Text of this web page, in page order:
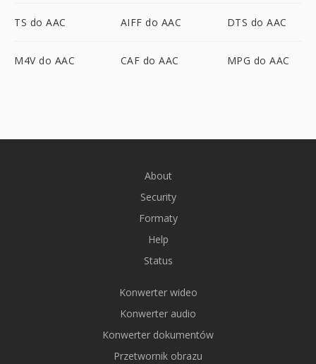
TS do AAC AIFF do AAC DTS do AAC
M4V do AAC CAF do AAC MPG do AAC
About
Security
Formaty
Help
Status
Konwerter wideo
Konwerter audio
Konwerter dokumentów
Przetwornik obrazu